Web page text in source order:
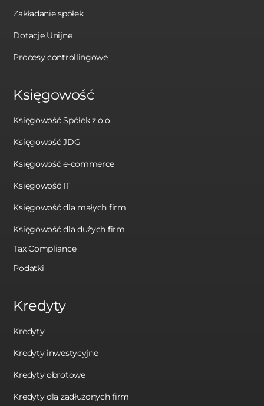
Zakładanie spółek
Dotacje Unijne
Procesy controllingowe
Księgowość
Księgowość Spółek z o.o.
Księgowość JDG
Księgowość e-commerce
Księgowość IT
Księgowość dla małych firm
Księgowość dla dużych firm
Tax Compliance
Podatki
Kredyty
Kredyty
Kredyty inwestycyjne
Kredyty obrotowe
Kredyty dla zadłużonych firm